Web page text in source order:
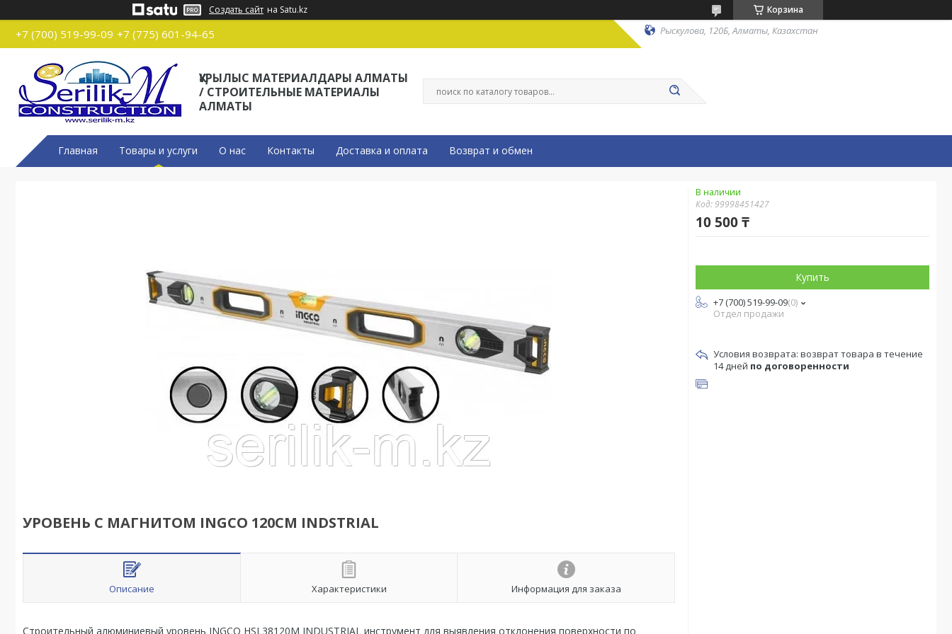
Создать сайт на Satu.kz Корзина
+7 (700) 519-99-09 +7 (775) 601-94-65 Рыскулова, 120Б, Алматы, Казахстан
ҚҰРЫЛЫС МАТЕРИАЛДАРЫ АЛМАТЫ
/ СТРОИТЕЛЬНЫЕ МАТЕРИАЛЫ
АЛМАТЫ
Главная Товары и услуги О нас Контакты Доставка и оплата Возврат и обмен
УРОВЕНЬ С МАГНИТОМ INGCO 120СМ INDSTRIAL
Описание Характеристики Информация для заказа
Строительный алюминиевый уровень INGCO HSL38120M INDUSTRIAL инструмент для выявления отклонения поверхности по
В наличии
Код:99998451427
10 500 ₸
Купить
+7 (700) 519-99-09 0
Отдел продажи
возврат товара в течение
14 дней по договоренности